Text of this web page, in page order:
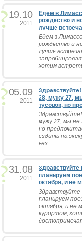
19.10
2011
Едем в
рождество и
лучше
Едем в
рождество и
лучше
хотим
05.09
2011
28, мужу 27,
тусовок, но
мужу 27, мы не
но
ездить на
вез...
31.08
2011
планируем
октября, и не
планируем
октября, и не
курортом,